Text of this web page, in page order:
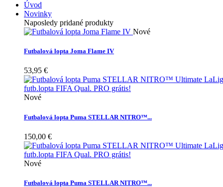
Úvod
Novinky
Naposledy pridané produkty
Nové
Futbalová lopta Joma Flame IV
53,95 €
Nové
Futbalová lopta Puma STELLAR NITRO™...
150,00 €
Nové
Futbalová lopta Puma STELLAR NITRO™...